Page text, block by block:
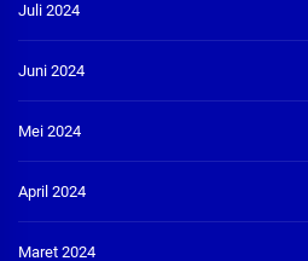
Juli 2024
Juni 2024
Mei 2024
April 2024
Maret 2024